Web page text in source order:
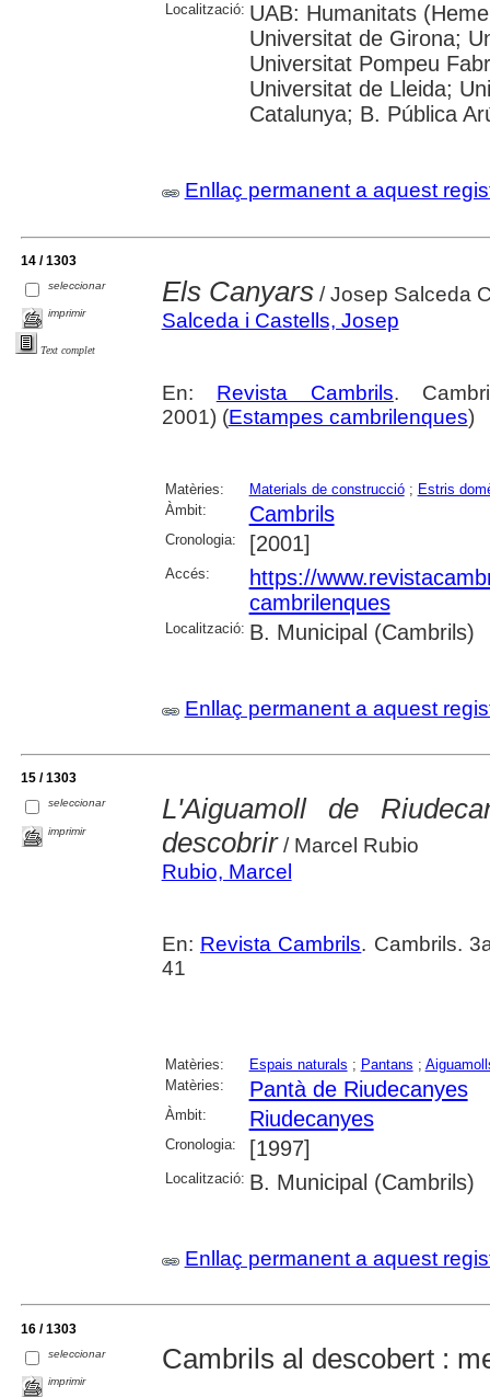
Localització: UAB: Humanitats
Universitat de Girona;
Universitat Pompeu
Universitat de Lleida;
Catalunya; B. Pública
Enllaç permanent a aquest
14 / 1303
seleccionar
imprimir
Text complet
Els Canyars/ Josep Salceda
Salceda i Castells, Josep
En: Revista Cambrils.
2001) (Estampes cambrilenques)
Matèries: Materials de construcció; Estris
Àmbit:
Cambrils
Cronologia: [2001]
Accés:
https://
cambrilenques
Localització: B. Municipal (Cambrils)
Enllaç permanent a aquest
15 / 1303
seleccionar
imprimir
L'Aiguamoll de
descobrir/ Marcel Rubio
Rubio, Marcel
En: Revista Cambrils. Cambrils.
41
Matèries: Espais naturals ; Pantans ;
Matèries:
Pantà de Riudecanyes
Àmbit: Riudecanyes
Cronologia: [1997]
Localització: B. Municipal (Cambrils)
Enllaç permanent a aquest
16 / 1303
seleccionar
imprimir
Cambrils al descobert :